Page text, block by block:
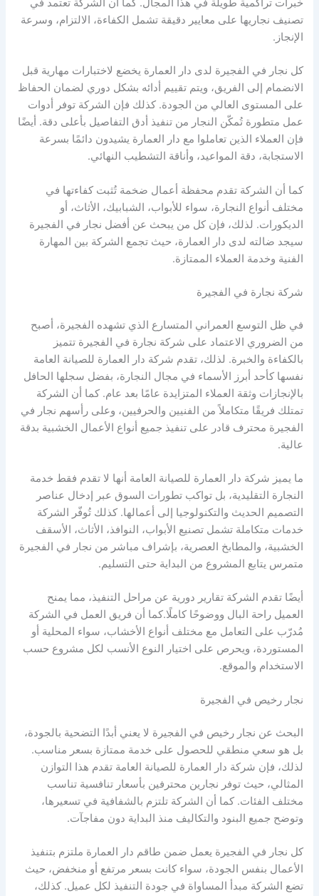
خبرات تراكمية طويلة في هذا المجال. كما أن الشركة تعتمد في
تصنيف نجاريها على معايير دقيقة تشمل الكفاءة، الالتزام، وسرعة
الإنجاز.
كل نجار في الفجيرة لدى دار العمارة يخضع لاختبارات مهارية قبل
الانضمام إلى الفريق، ويتم تقييم أدائه بشكل دوري لضمان الحفاظ
على المستوى العالي من الجودة. كذلك فإن الشركة توفر أدوات
عمل متطورة تُمكّن النجار من تنفيذ أدق التفاصيل بأعلى دقة. أيضًا
فإن العملاء الذين تعاملوا مع دار العمارة يشيدون دائمًا بسرعة
الاستجابة، دقة المواعيد، وأناقة التشطيب النهائي.
كما أن الشركة تقدم محفظة أعمال ضخمة تُثبت كفاءتها في
مختلف أنواع النجارة، سواء للأبواب، الشبابيك، الأثاث، أو
الديكورات. لذلك، فإن كل من يبحث عن أفضل نجار في الفجيرة
سيجد ضالته لدى دار العمارة، حيث تجمع الشركة بين المهارة
الفنية وخدمة العملاء الممتازة.
شركة نجارة في الفجيرة
في ظل التوسع العمراني المتسارع الذي تشهده الفجيرة، أصبح
من الضروري الاعتماد على شركة نجارة في الفجيرة تتميز
بالكفاءة والخبرة. لذلك، تقدم شركة دار العمارة للصيانة العامة
نفسها كأحد أبرز الأسماء في مجال النجارة، بفضل سجلها الحافل
بالإنجازات وثقة العملاء المتزايدة عامًا بعد عام. كما أن الشركة
تمتلك فريقًا متكاملاً من الفنيين والحرفيين، وعلى رأسهم نجار في
الفجيرة محترف قادر على تنفيذ جميع أنواع الأعمال الخشبية بدقة
عالية.
ما يميز شركة دار العمارة للصيانة العامة أنها لا تقدم فقط خدمة
النجارة التقليدية، بل تواكب تطورات السوق عبر إدخال عناصر
التصميم الحديث والتكنولوجيا إلى أعمالها. كذلك تُوفّر الشركة
خدمات متكاملة تشمل تصنيع الأبواب، النوافذ، الأثاث، الأسقف
الخشبية، والمطابخ العصرية، بإشراف مباشر من نجار في الفجيرة
متمرس يتابع المشروع من البداية حتى التسليم.
أيضًا تقدم الشركة تقارير دورية عن مراحل التنفيذ، مما يمنح
العميل راحة البال ووضوحًا كاملًا.كما أن فريق العمل في الشركة
مُدرّب على التعامل مع مختلف أنواع الأخشاب، سواء المحلية أو
المستوردة، ويحرص على اختيار النوع الأنسب لكل مشروع حسب
الاستخدام والموقع.
نجار رخيص في الفجيرة
البحث عن نجار رخيص في الفجيرة لا يعني أبدًا التضحية بالجودة،
بل هو سعي منطقي للحصول على خدمة ممتازة بسعر مناسب.
لذلك، فإن شركة دار العمارة للصيانة العامة تقدم هذا التوازن
المثالي، حيث توفر نجارين محترفين بأسعار تنافسية تناسب
مختلف الفئات. كما أن الشركة تلتزم بالشفافية في تسعيرها،
وتوضح جميع البنود والتكاليف منذ البداية دون مفاجآت.
كل نجار في الفجيرة يعمل ضمن طاقم دار العمارة ملتزم بتنفيذ
الأعمال بنفس الجودة، سواء كانت بسعر مرتفع أو منخفض، حيث
تضع الشركة مبدأ المساواة في جودة التنفيذ لكل عميل. كذلك،